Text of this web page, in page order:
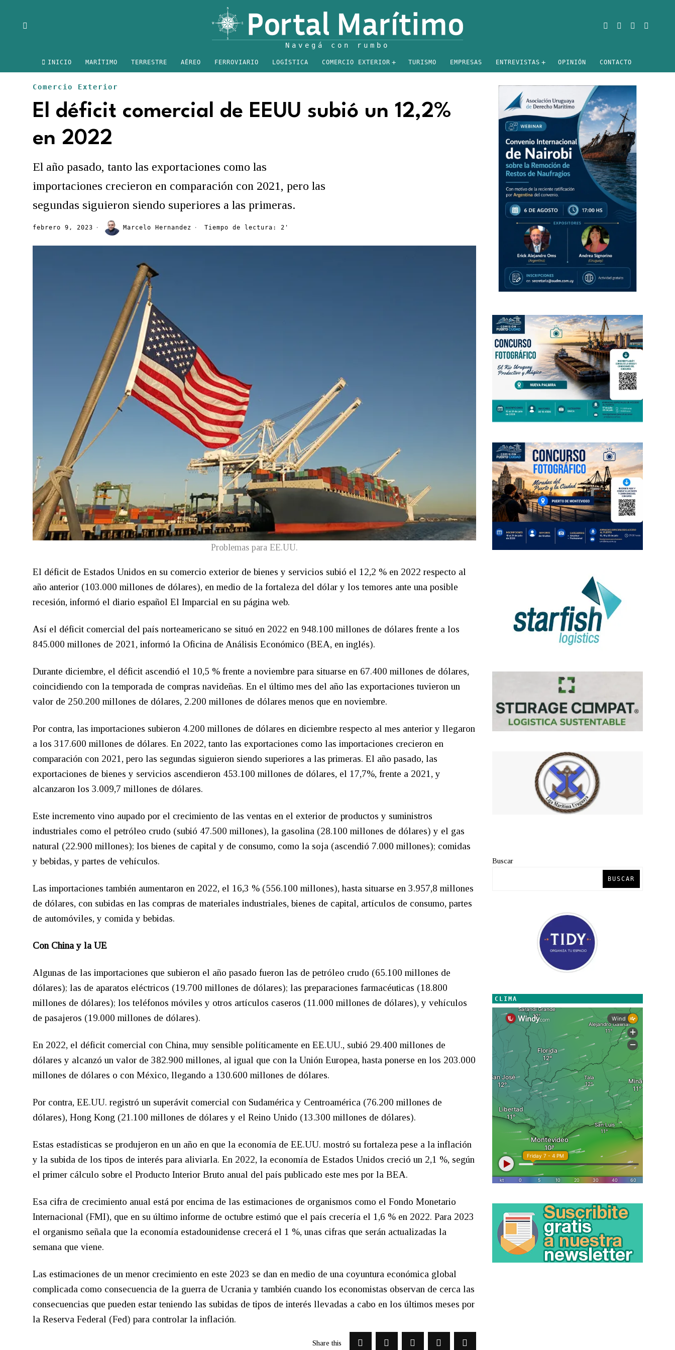
INICIO MARÍTIMO TERRESTRE AÉREO FERROVIARIO LOGÍSTICA COMERCIO EXTERIOR TURISMO EMPRESAS ENTREVISTAS OPINIÓN CONTACTO
Comercio Exterior
El déficit comercial de EEUU subió un 12,2%
en 2022
El año pasado, tanto las exportaciones como las
importaciones crecieron en comparación con 2021, pero las
segundas siguieron siendo superiores a las primeras.
febrero 9, 2023 Marcelo Hernandez Tiempo de lectura: 2'
Problemas para EE.UU.
El déficit de Estados Unidos en su comercio exterior de bienes y servicios subió el 12,2 % en 2022 respecto al
año anterior (103.000 millones de dólares), en medio de la fortaleza del dólar y los temores ante una posible
recesión, informó el diario español El Imparcial en su página web.
Así el déficit comercial del país norteamericano se situó en 2022 en 948.100 millones de dólares frente a los
845.000 millones de 2021, informó la Oficina de Análisis Económico (BEA, en inglés).
Durante diciembre, el déficit ascendió el 10,5 % frente a noviembre para situarse en 67.400 millones de dólares,
coincidiendo con la temporada de compras navideñas. En el último mes del año las exportaciones tuvieron un
valor de 250.200 millones de dólares, 2.200 millones de dólares menos que en noviembre.
Por contra, las importaciones subieron 4.200 millones de dólares en diciembre respecto al mes anterior y llegaron
a los 317.600 millones de dólares. En 2022, tanto las exportaciones como las importaciones crecieron en
comparación con 2021, pero las segundas siguieron siendo superiores a las primeras. El año pasado, las
exportaciones de bienes y servicios ascendieron 453.100 millones de dólares, el 17,7%, frente a 2021, y
alcanzaron los 3.009,7 millones de dólares.
Este incremento vino aupado por el crecimiento de las ventas en el exterior de productos y suministros
industriales como el petróleo crudo (subió 47.500 millones), la gasolina (28.100 millones de dólares) y el gas
natural (22.900 millones); los bienes de capital y de consumo, como la soja (ascendió 7.000 millones); comidas
y bebidas, y partes de vehículos.
Las importaciones también aumentaron en 2022, el 16,3 % (556.100 millones), hasta situarse en 3.957,8 millones
de dólares, con subidas en las compras de materiales industriales, bienes de capital, artículos de consumo, partes
de automóviles, y comida y bebidas.
Con China y la UE
Algunas de las importaciones que subieron el año pasado fueron las de petróleo crudo (65.100 millones de
dólares); las de aparatos eléctricos (19.700 millones de dólares); las preparaciones farmacéuticas (18.800
millones de dólares); los teléfonos móviles y otros artículos caseros (11.000 millones de dólares), y vehículos
de pasajeros (19.000 millones de dólares).
En 2022, el déficit comercial con China, muy sensible políticamente en EE.UU., subió 29.400 millones de
dólares y alcanzó un valor de 382.900 millones, al igual que con la Unión Europea, hasta ponerse en los 203.000
millones de dólares o con México, llegando a 130.600 millones de dólares.
Por contra, EE.UU. registró un superávit comercial con Sudamérica y Centroamérica (76.200 millones de
dólares), Hong Kong (21.100 millones de dólares y el Reino Unido (13.300 millones de dólares).
Estas estadísticas se produjeron en un año en que la economía de EE.UU. mostró su fortaleza pese a la inflación
y la subida de los tipos de interés para aliviarla. En 2022, la economía de Estados Unidos creció un 2,1 %, según
el primer cálculo sobre el Producto Interior Bruto anual del país publicado este mes por la BEA.
Esa cifra de crecimiento anual está por encima de las estimaciones de organismos como el Fondo Monetario
Internacional (FMI), que en su último informe de octubre estimó que el país crecería el 1,6 % en 2022. Para 2023
el organismo señala que la economía estadounidense crecerá el 1 %, unas cifras que serán actualizadas la
semana que viene.
Las estimaciones de un menor crecimiento en este 2023 se dan en medio de una coyuntura económica global
complicada como consecuencia de la guerra de Ucrania y también cuando los economistas observan de cerca las
consecuencias que pueden estar teniendo las subidas de tipos de interés llevadas a cabo en los últimos meses por
la Reserva Federal (Fed) para controlar la inflación.
Share this
Buscar
BUSCAR
CLIMA